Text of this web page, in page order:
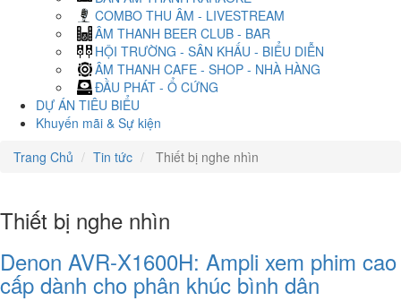
COMBO THU ÂM - LIVESTREAM
ÂM THANH BEER CLUB - BAR
HỘI TRƯỜNG - SÂN KHẤU - BIỂU DIỄN
ÂM THANH CAFE - SHOP - NHÀ HÀNG
ĐẦU PHÁT - Ổ CỨNG
DỰ ÁN TIÊU BIỂU
Khuyến mãi & Sự kiện
Trang Chủ
Tin tức Thiết bị nghe nhìn
Thiết bị nghe nhìn
Denon AVR-X1600H: Ampli xem phim cao
cấp dành cho phân khúc bình dân